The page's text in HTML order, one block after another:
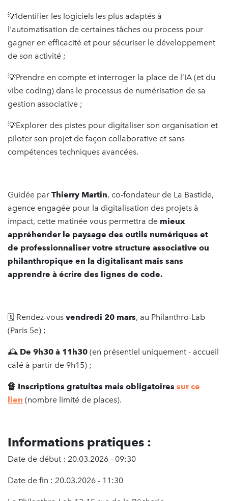
💡Identifier les logiciels les plus adaptés à
l'automatisation de certaines tâches ou process pour
gagner en efficacité et pour sécuriser le développement
de son activité ;
💡Prendre en compte et interroger la place de l’IA (et du
vibe coding) dans le processus de numérisation de sa
gestion associative ;
💡Explorer des pistes pour digitaliser son organisation et
piloter son projet de façon collaborative et sans
compétences techniques avancées.
Guidée par Thierry Martin, co-fondateur de La Bastide,
agence engagée pour la digitalisation des projets à
impact, cette matinée vous permettra de mieux
appréhender le paysage des outils numériques et
de professionnaliser votre structure associative ou
philanthropique en la digitalisant mais sans
apprendre à écrire des lignes de code.
🗓️ Rendez-vous vendredi 20 mars, au Philanthro-Lab
(Paris 5e) ;
🕰️ De 9h30 à 11h30 (en présentiel uniquement - accueil
café à partir de 9h15) ;
🔏 Inscriptions gratuites mais obligatoires sur ce
lien (nombre limité de places).
Informations pratiques :
Date de début : 20.03.2026 - 09:30
Date de fin : 20.03.2026 - 11:30